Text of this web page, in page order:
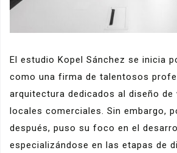
El estudio Kopel Sánchez se inicia
como una firma de talentosos
arquitectura dedicados al diseño de
locales comerciales. Sin embargo,
después, puso su foco en el
especializándose en las etapas de